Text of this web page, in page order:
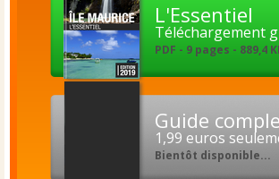
L'Essentiel
Téléchargement
PDF - 9 pages - 889,4
Guide
1,99 euros
Bientôt disponible...